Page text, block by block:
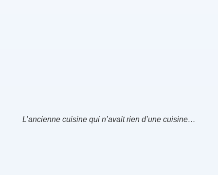
L’ancienne cuisine qui n’avait rien d’une cuisine…